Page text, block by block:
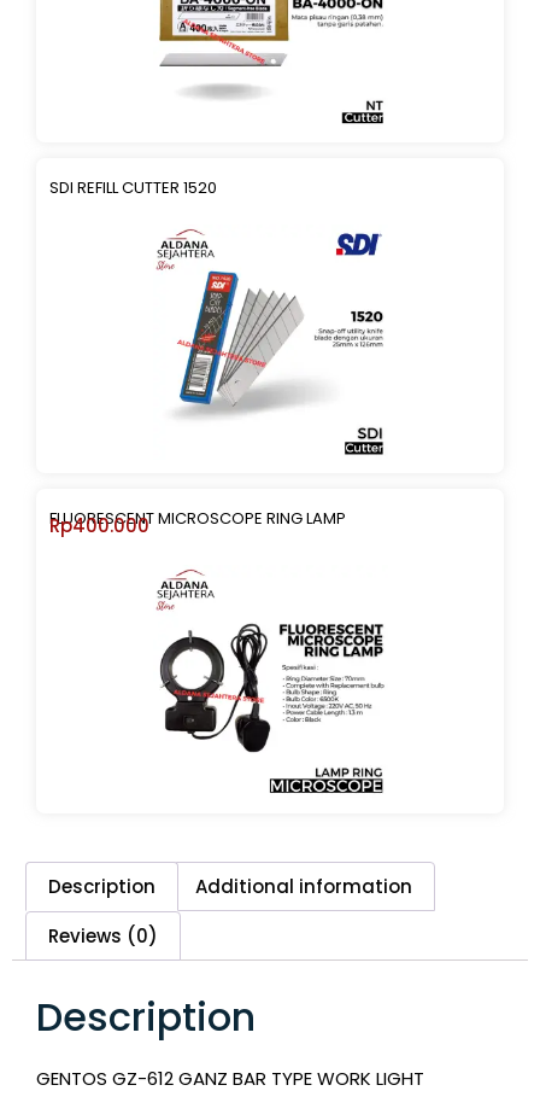
SDI REFILL CUTTER 1520
FLUORESCENT MICROSCOPE RING LAMP
Rp400.000
Description
Additional information
Reviews (0)
Description
GENTOS GZ-612 GANZ BAR TYPE WORK LIGHT